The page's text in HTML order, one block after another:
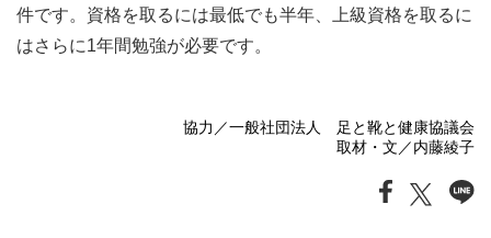
件です。資格を取るには最低でも半年、上級資格を取るに
はさらに1年間勉強が必要です。
協力／一般社団法人 足と靴と健康協議会
取材・文／内藤綾子